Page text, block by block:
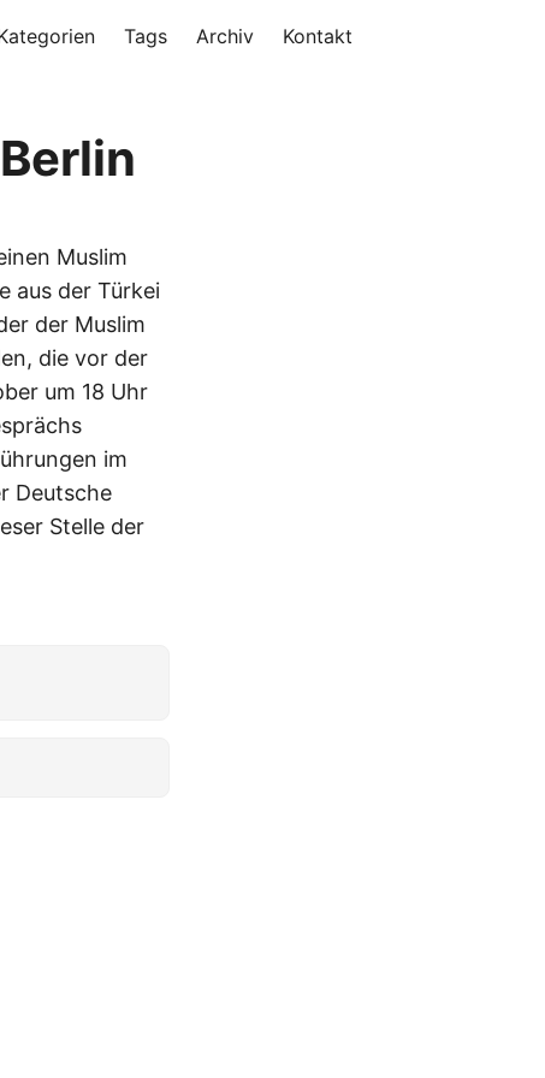
Tags Archiv Kontakt
Muslim
aus der Türkei
der Muslim
die vor der
um 18 Uhr
im
Stelle der